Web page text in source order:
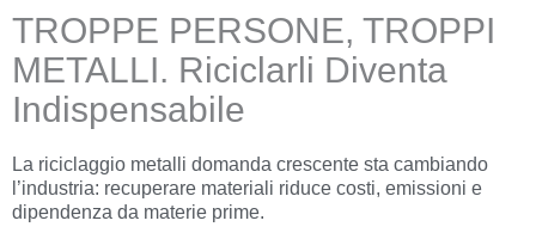
TROPPE PERSONE, TROPPI
METALLI. Riciclarli Diventa
Indispensabile
La riciclaggio metalli domanda crescente sta cambiando
l’industria: recuperare materiali riduce costi, emissioni e
dipendenza da materie prime.